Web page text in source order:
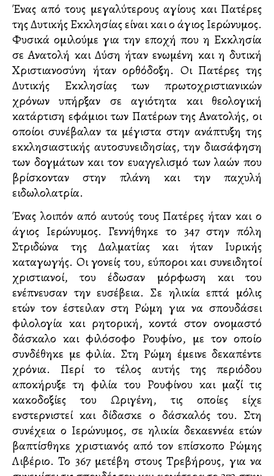
Ένας από τους μεγαλύτερους αγίους και Πατέρες
της Δυτικής Εκκλησίας είναι και ο άγιος Ιερώνυμος.
Φυσικά ομιλούμε για την εποχή που η Εκκλησία
σε Ανατολή και Δύση ήταν ενωμένη και η δυτική
Χριστιανοσύνη ήταν ορθόδοξη. Οι Πατέρες της
Δυτικής Εκκλησίας των πρωτοχριστιανικών
χρόνων υπήρξαν σε αγιότητα και θεολογική
κατάρτιση εφάμιλλοι των Πατέρων της Ανατολής, οι
οποίοι συνέβαλαν τα μέγιστα στην ανάπτυξη της
εκκλησιαστικής αυτοσυνειδησίας, την διασάφηση
των δογμάτων και τον ευαγγελισμό των λαών που
βρίσκονταν στην πλάνη και την παχυλή
ειδωλολατρία.
Ένας λοιπόν από αυτούς τους Πατέρες ήταν και ο
άγιος Ιερώνυμος. Γεννήθηκε το 347 στην πόλη
Στριδώνα της Δαλματίας και ήταν Ιλλυρικής
καταγωγής. Οι γονείς του, εύποροι και συνειδητοί
χριστιανοί, του έδωσαν μόρφωση και του
ενέπνευσαν την ευσέβεια. Σε ηλικία επτά μόλις
ετών τον έστειλαν στη Ρώμη για να σπουδάσει
φιλολογία και ρητορική, κοντά στον ονομαστό
δάσκαλο και φιλόσοφο Ρουφίνο, με τον οποίο
συνδέθηκε με φιλία. Στη Ρώμη έμεινε δεκαπέντε
χρόνια. Περί το τέλος αυτής της περιόδου
αποκήρυξε τη φιλία του Ρουφίνου και μαζί τις
κακοδοξίες του Ωριγένη, τις οποίες είχε
ενστερνιστεί και δίδασκε ο δάσκαλός του. Στη
συνέχεια ο Ιερώνυμος, σε ηλικία δεκαεννέα ετών
βαπτίσθηκε χριστιανός από τον επίσκοπο Ρώμης
Λιβέριο. Το 367 μετέβη στους Τρεβήρους, για να